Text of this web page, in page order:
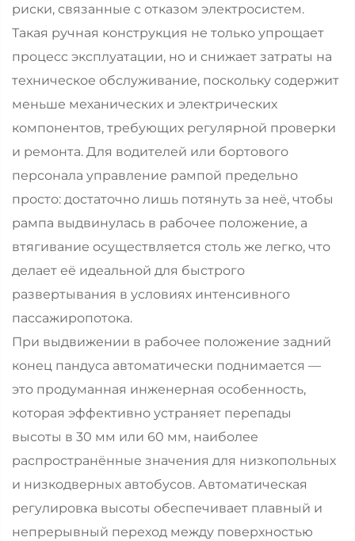
риски, связанные с отказом электросистем.
Такая ручная конструкция не только упрощает
процесс эксплуатации, но и снижает затраты на
техническое обслуживание, поскольку содержит
меньше механических и электрических
компонентов, требующих регулярной проверки
и ремонта. Для водителей или бортового
персонала управление рампой предельно
просто: достаточно лишь потянуть за неё, чтобы
рампа выдвинулась в рабочее положение, а
втягивание осуществляется столь же легко, что
делает её идеальной для быстрого
развертывания в условиях интенсивного
пассажиропотока.
При выдвижении в рабочее положение задний
конец пандуса автоматически поднимается —
это продуманная инженерная особенность,
которая эффективно устраняет перепады
высоты в 30 мм или 60 мм, наиболее
распространённые значения для низкопольных
и низкодверных автобусов. Автоматическая
регулировка высоты обеспечивает плавный и
непрерывный переход между поверхностью